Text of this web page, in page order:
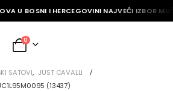
U BOSNI I HERCEGOVINI NAJVEĆI IZBOR
0
SATOVI, JUST CAVALLI
(13437)